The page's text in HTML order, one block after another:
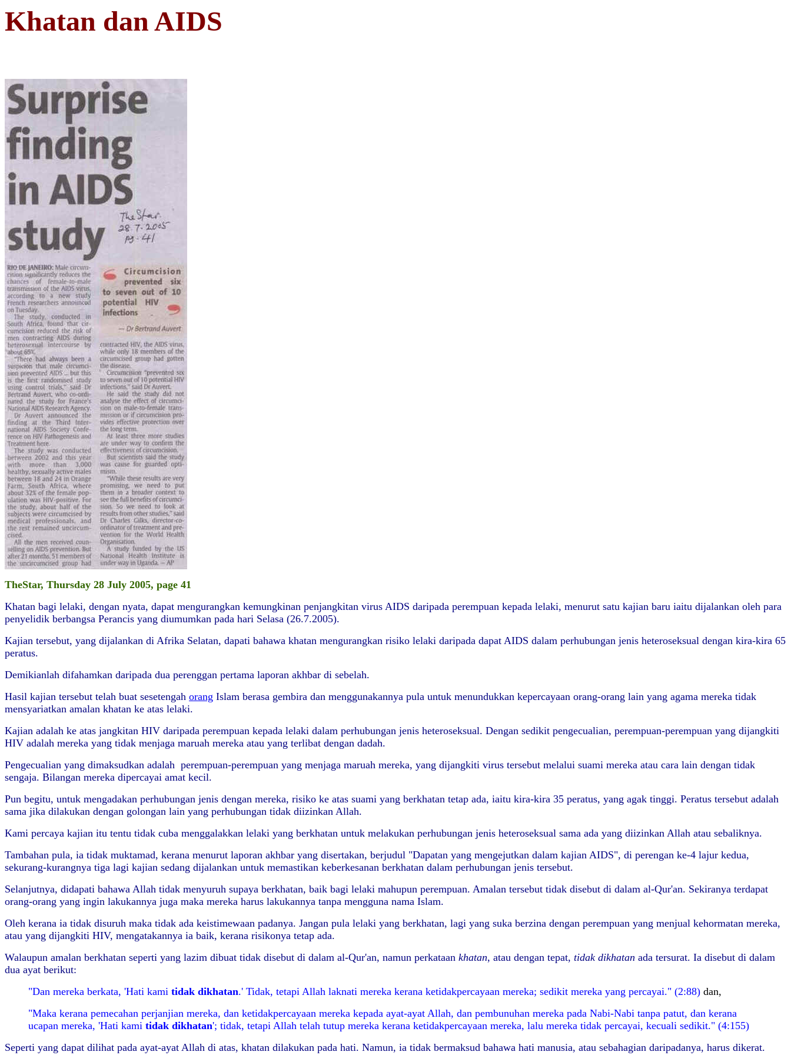
Khatan dan AIDS
TheStar, Thursday 28 July 2005, page 41
Khatan bagi lelaki, dengan nyata, dapat mengurangkan kemungkinan penjangkitan virus AIDS daripada perempuan kepada lelaki, menurut satu kajian baru iaitu dijalankan oleh para
penyelidik berbangsa Perancis yang diumumkan pada hari Selasa (26.7.2005).
Kajian tersebut, yang dijalankan di Afrika Selatan, dapati bahawa khatan mengurangkan risiko lelaki daripada dapat AIDS dalam perhubungan jenis heteroseksual dengan kira-kira 65
peratus.
Demikianlah difahamkan daripada dua perenggan pertama laporan akhbar di sebelah.
Hasil kajian tersebut telah buat sesetengah orang Islam berasa gembira dan menggunakannya pula untuk menundukkan kepercayaan orang-orang lain yang agama mereka tidak
mensyariatkan amalan khatan ke atas lelaki.
Kajian adalah ke atas jangkitan HIV daripada perempuan kepada lelaki dalam perhubungan jenis heteroseksual. Dengan sedikit pengecualian, perempuan-perempuan yang dijangkiti
HIV adalah mereka yang tidak menjaga maruah mereka atau yang terlibat dengan dadah.
Pengecualian yang dimaksudkan adalah perempuan-perempuan yang menjaga maruah mereka, yang dijangkiti virus tersebut melalui suami mereka atau cara lain dengan tidak
sengaja. Bilangan mereka dipercayai amat kecil.
Pun begitu, untuk mengadakan perhubungan jenis dengan mereka, risiko ke atas suami yang berkhatan tetap ada, iaitu kira-kira 35 peratus, yang agak tinggi. Peratus tersebut adalah
sama jika dilakukan dengan golongan lain yang perhubungan tidak diizinkan Allah.
Kami percaya kajian itu tentu tidak cuba menggalakkan lelaki yang berkhatan untuk melakukan perhubungan jenis heteroseksual sama ada yang diizinkan Allah atau sebaliknya.
Tambahan pula, ia tidak muktamad, kerana menurut laporan akhbar yang disertakan, berjudul "Dapatan yang mengejutkan dalam kajian AIDS", di perengan ke-4 lajur kedua,
sekurang-kurangnya tiga lagi kajian sedang dijalankan untuk memastikan keberkesanan berkhatan dalam perhubungan jenis tersebut.
Selanjutnya, didapati bahawa Allah tidak menyuruh supaya berkhatan, baik bagi lelaki mahupun perempuan. Amalan tersebut tidak disebut di dalam al-Qur'an. Sekiranya terdapat
orang-orang yang ingin lakukannya juga maka mereka harus lakukannya tanpa mengguna nama Islam.
Oleh kerana ia tidak disuruh maka tidak ada keistimewaan padanya. Jangan pula lelaki yang berkhatan, lagi yang suka berzina dengan perempuan yang menjual kehormatan mereka,
atau yang dijangkiti HIV, mengatakannya ia baik, kerana risikonya tetap ada.
Walaupun amalan berkhatan seperti yang lazim dibuat tidak disebut di dalam al-Qur'an, namun perkataan khatan, atau dengan tepat, tidak dikhatan ada tersurat. Ia disebut di dalam
dua ayat berikut:
"Dan mereka berkata, 'Hati kami tidak dikhatan.' Tidak, tetapi Allah laknati mereka kerana ketidakpercayaan mereka; sedikit mereka yang percayai." (2:88) dan,
"Maka kerana pemecahan perjanjian mereka, dan ketidakpercayaan mereka kepada ayat-ayat Allah, dan pembunuhan mereka pada Nabi-Nabi tanpa patut, dan kerana
ucapan mereka, 'Hati kami tidak dikhatan'; tidak, tetapi Allah telah tutup mereka kerana ketidakpercayaan mereka, lalu mereka tidak percayai, kecuali sedikit." (4:155)
Seperti yang dapat dilihat pada ayat-ayat Allah di atas, khatan dilakukan pada hati. Namun, ia tidak bermaksud bahawa hati manusia, atau sebahagian daripadanya, harus dikerat.